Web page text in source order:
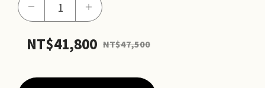
－
墜
量
＋
NT$41,800 NT$47,500